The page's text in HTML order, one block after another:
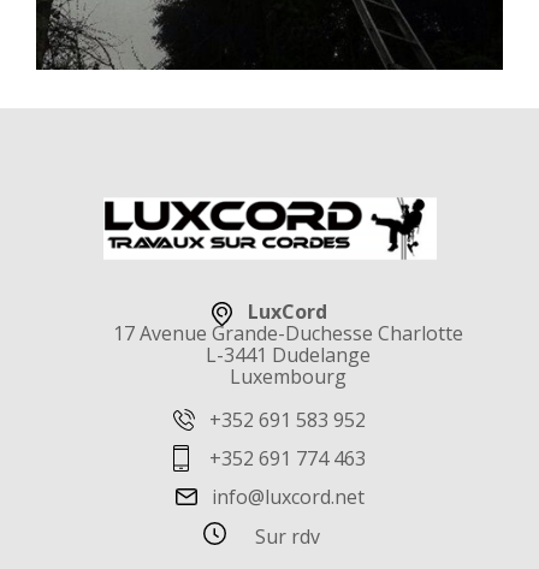
LuxCord
17 Avenue Grande-Duchesse Charlotte
L-3441 Dudelange
Luxembourg
+352 691 583 952
+352 691 774 463
info@luxcord.net
Sur rdv